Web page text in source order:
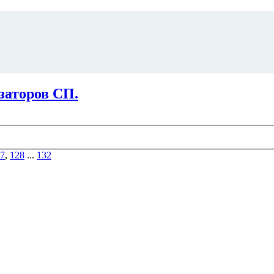
СП.
, 128 ... 132